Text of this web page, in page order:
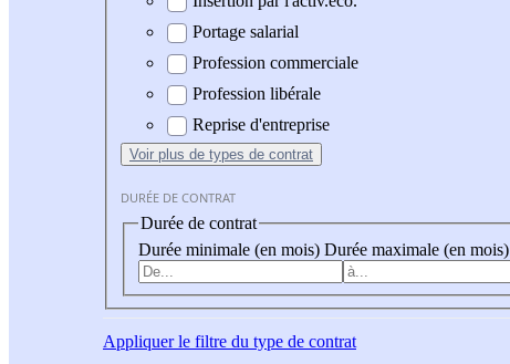
Portage salarial
Profession commerciale
Profession libérale
Reprise d'entreprise
Voir plus de types de contrat
DURÉE DE CONTRAT
Durée de contrat
Durée minimale (en mois) Durée maximale (en mois)
Appliquerle filtre du type de contrat